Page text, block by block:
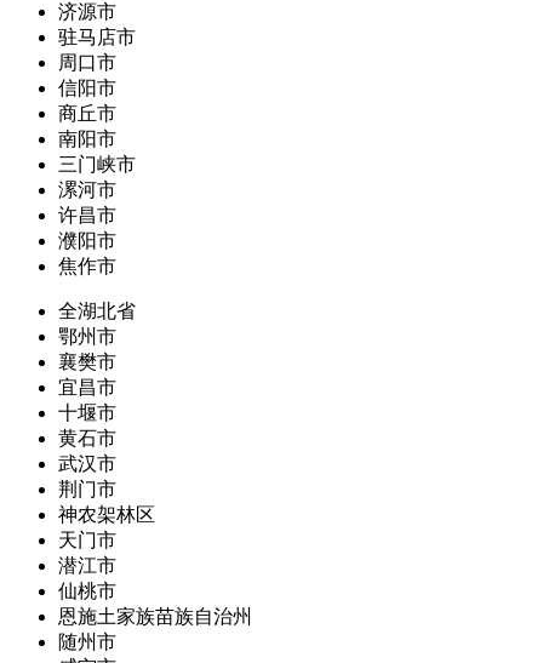
济源市
驻马店市
周口市
信阳市
商丘市
南阳市
三门峡市
漯河市
许昌市
濮阳市
焦作市
全湖北省
鄂州市
襄樊市
宜昌市
十堰市
黄石市
武汉市
荆门市
神农架林区
天门市
潜江市
仙桃市
恩施土家族苗族自治州
随州市